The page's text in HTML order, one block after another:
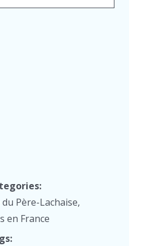
Père-Lachaise,
en France